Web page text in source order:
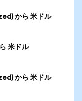
から 米ドル
米ドル
から 米ドル